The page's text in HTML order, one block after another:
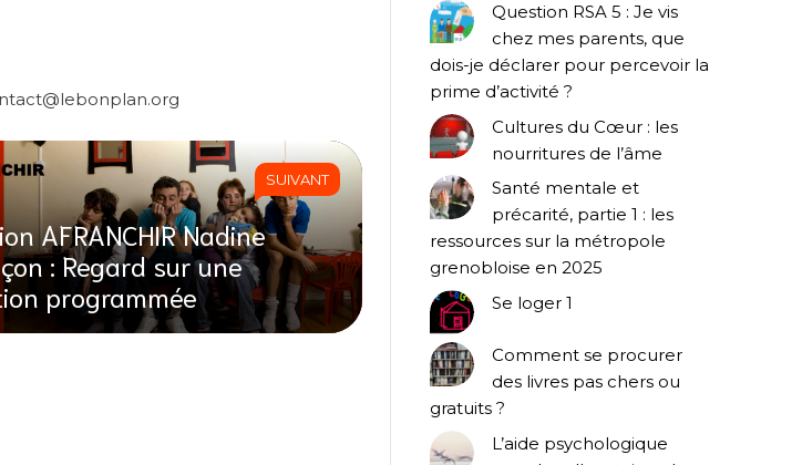
SUIVANT
AFRANCHIR Nadine
: Regard sur une
programmée
Question RSA 5 : Je vis
chez mes parents, que
dois-je déclarer pour percevoir la
prime d’activité ?
Cultures du Cœur : les
nourritures de l’âme
Santé mentale et
précarité, partie 1 : les
ressources sur la métropole
grenobloise en 2025
Se loger 1
Comment se procurer
des livres pas chers ou
gratuits ?
L’aide psychologique